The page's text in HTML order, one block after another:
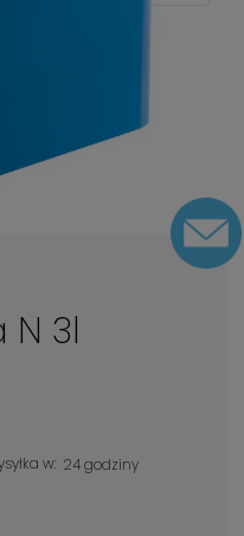
3l
w: 24 godziny